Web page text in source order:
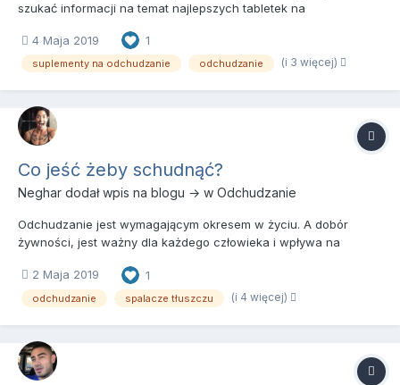
szukać informacji na temat najlepszych tabletek na
tłuszczu, a dodatkowo dzieli się je na kilka rodzajów.
Konsumenci mogą mieć więc problem z wyborem
4 Maja 2019 1
suplementy na odchudzanie odchudzanie (i 3 więcej)
Co jeść żeby schudnąć?
Neghar dodał wpis na blogu → w Odchudzanie
Odchudzanie jest wymagającym okresem w życiu. A dobór
żywności, jest ważny dla każdego człowieka i wpływa na
sylwetki, wpływa na komfort codziennego funkcjonowania, a
także decyduje o zdrowiu i samopoczuciu. W dobie
2 Maja 2019 1
odchudzanie spalacze tłuszczu (i 4 więcej)